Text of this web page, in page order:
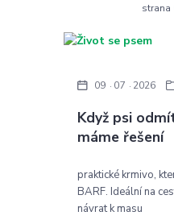
strana
Když psi
máme řešení
09 07 2026
praktické krmivo,
BARF. Ideální na
návrat k masu